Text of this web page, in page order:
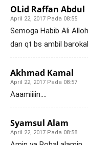
OLid Raffan Abdul
April 22, 2017 Pada 08:55
Semoga Habib Ali
dan qt bs ambil
Akhmad Kamal
April 22, 2017 Pada 08:57
Aaamiiiin….
Syamsul Alam
April 22, 2017 Pada 08:58